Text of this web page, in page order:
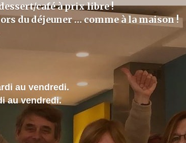
café à prix libre !
du déjeuner … comme à la maison !
au vendredi.
au vendredi.